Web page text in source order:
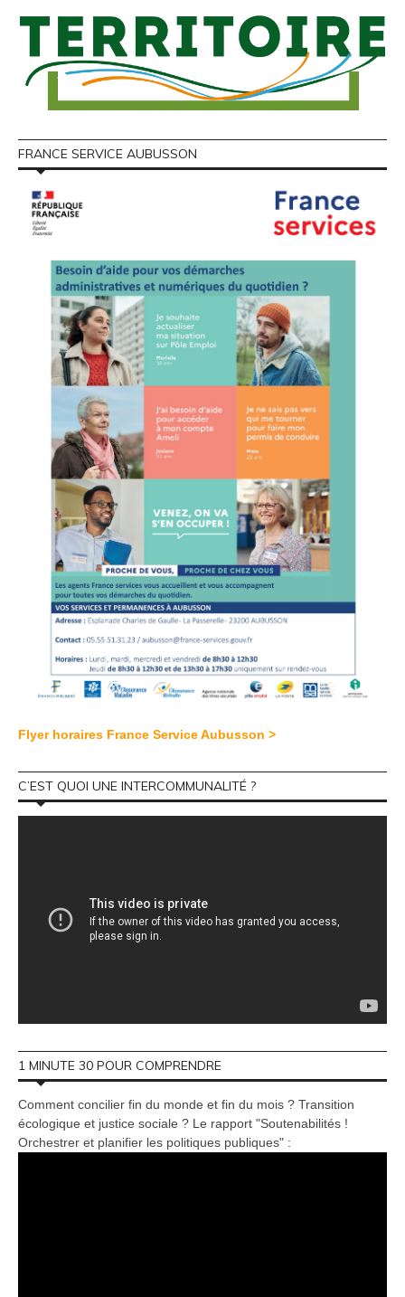
FRANCE SERVICE AUBUSSON
Flyer horaires France Service Aubusson >
C’EST QUOI UNE INTERCOMMUNALITÉ ?
1 MINUTE 30 POUR COMPRENDRE
Comment concilier fin du monde et fin du mois ? Transition
écologique et justice sociale ? Le rapport "Soutenabilités !
Orchestrer et planifier les politiques publiques" :